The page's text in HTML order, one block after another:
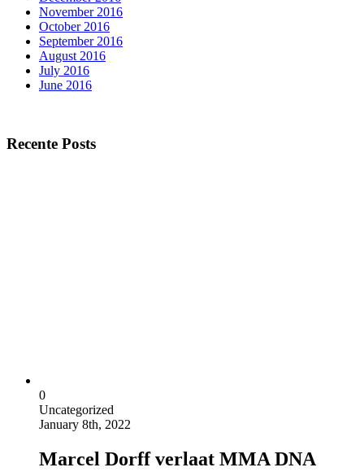
November 2016
October 2016
September 2016
August 2016
July 2016
June 2016
Recente Posts
0
Uncategorized
January 8th, 2022
Marcel Dorff verlaat MMA DNA